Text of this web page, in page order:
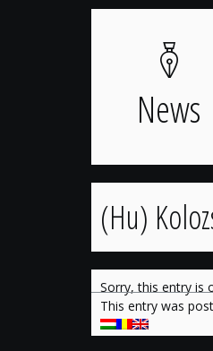
News
(Hu)
Sorry, this entry is
This entry was